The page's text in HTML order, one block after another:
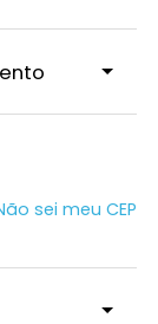
sei meu CEP